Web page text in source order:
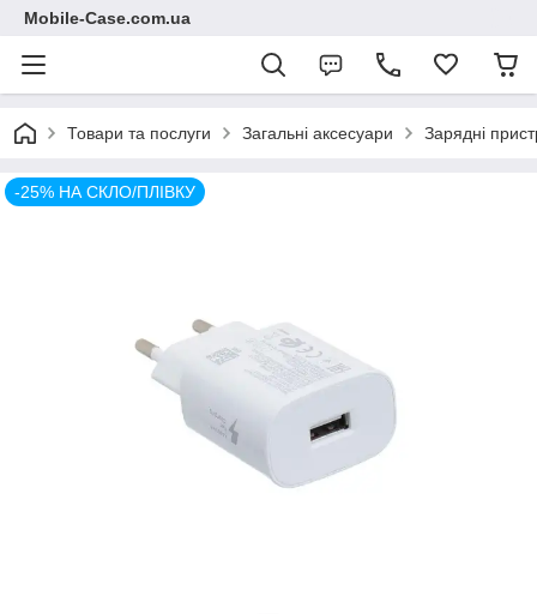
Mobile-Case.com.ua
Товари та послуги Загальні аксесуари Зарядні
-25% НА СКЛО/ПЛІВКУ